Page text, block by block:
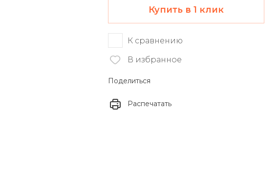
Купить в 1 клик
К сравнению
В избранное
Поделиться
Распечатать